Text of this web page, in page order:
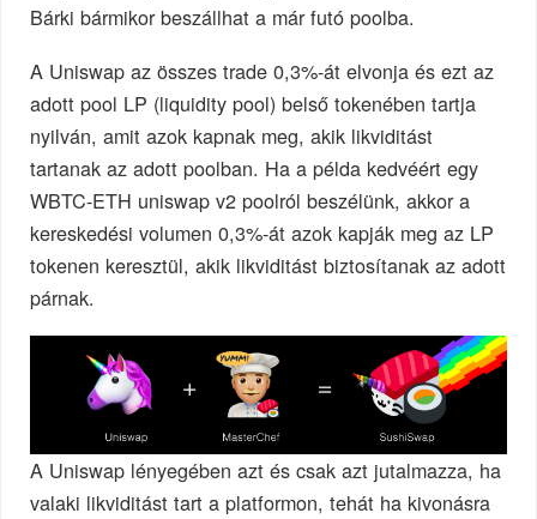
Bárki bármikor beszállhat a már futó poolba.
A Uniswap az összes trade 0,3%-át elvonja és ezt az
adott pool LP (liquidity pool) belső tokenében tartja
nyilván, amit azok kapnak meg, akik likviditást
tartanak az adott poolban. Ha a példa kedvéért egy
WBTC-ETH uniswap v2 poolról beszélünk, akkor a
kereskedési volumen 0,3%-át azok kapják meg az LP
tokenen keresztül, akik likviditást biztosítanak az adott
párnak.
A Uniswap lényegében azt és csak azt jutalmazza, ha
valaki likviditást tart a platformon, tehát ha kivonásra